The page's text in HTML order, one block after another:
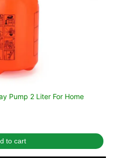
Pump 2 Liter For Home
to cart